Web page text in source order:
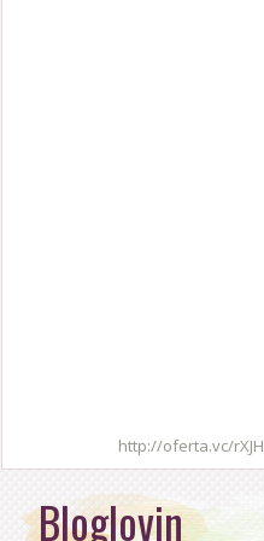
http://oferta.vc/rXJH
Bloglovin